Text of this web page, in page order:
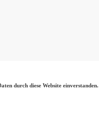
durch diese Website einverstanden.